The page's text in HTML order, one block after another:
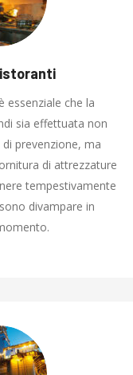
essenziale che la
sia effettuata non
prevenzione, ma
di attrezzature
tempestivamente
divampare in